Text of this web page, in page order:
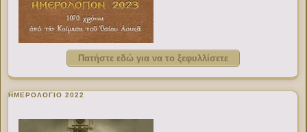
Πατήστε εδώ για να το ξεφυλλίσετε
ΗΜΕΡΟΛΟΓΙΟ 2022